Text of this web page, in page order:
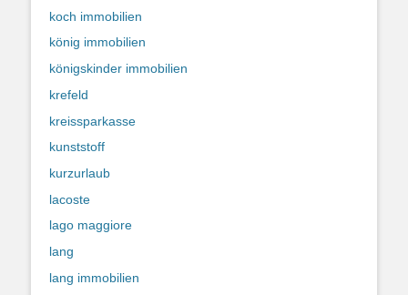
koch immobilien
könig immobilien
königskinder immobilien
krefeld
kreissparkasse
kunststoff
kurzurlaub
lacoste
lago maggiore
lang
lang immobilien